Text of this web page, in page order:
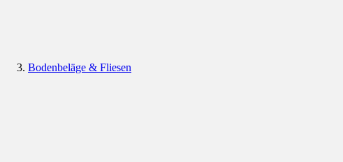
Bodenbeläge & Fliesen